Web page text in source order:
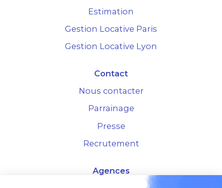
Estimation
Gestion Locative Paris
Gestion Locative Lyon
Contact
Nous contacter
Parrainage
Presse
Recrutement
Agences